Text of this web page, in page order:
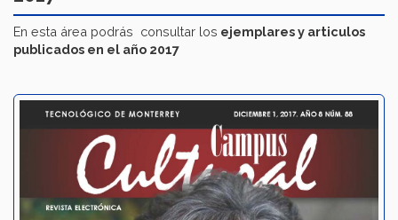
En esta área podrás consultar los ejemplares y articulos
publicados en el año 2017